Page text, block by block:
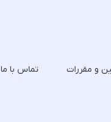
و مقررات تماس با ما